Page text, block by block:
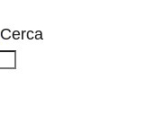
Cerca